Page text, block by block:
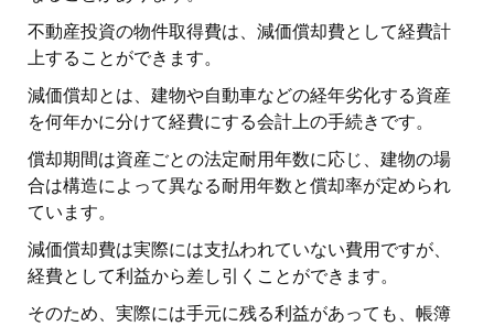
不動産投資の物件取得費は、減価償却費として経費計
上することができます。
減価償却とは、建物や自動車などの経年劣化する資産
を何年かに分けて経費にする会計上の手続きです。
償却期間は資産ごとの法定耐用年数に応じ、建物の場
合は構造によって異なる耐用年数と償却率が定められ
ています。
減価償却費は実際には支払われていない費用ですが、
経費として利益から差し引くことができます。
そのため、実際には手元に残る利益があっても、帳簿